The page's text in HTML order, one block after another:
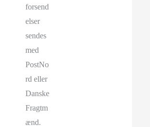
forsend
elser
sendes
med
PostNo
rd eller
Danske
Fragtm
ænd.